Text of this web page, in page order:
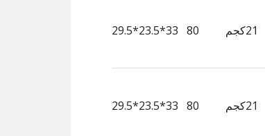
21كجم 80
33*23.5*29.5
21كجم 80
33*23.5*29.5